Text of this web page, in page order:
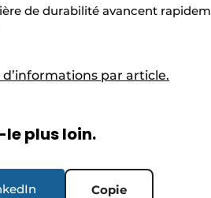
de durabilité avancent
par article.
plus loin.
Copie